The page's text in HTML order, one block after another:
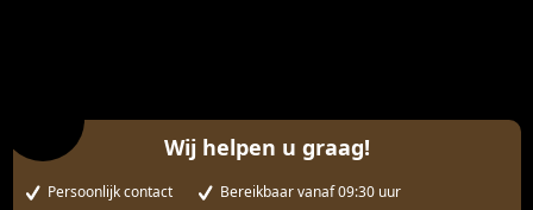
Wij helpen u graag!
Persoonlijk contact Bereikbaar vanaf 09:30 uur